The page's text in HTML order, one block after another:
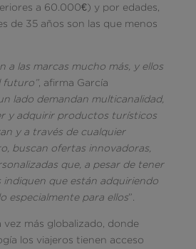
a 60.000€) y por edades,
de 35 años son las que menos
a las marcas mucho más, y ellos
futuro”, afirma García
lado demandan multicanalidad,
y adquirir productos turísticos
y a través de cualquier
buscan ofertas innovadoras,
que, a pesar de tener
indiquen que están adquiriendo
especialmente para ellos”.
vez más globalizado, donde
los viajeros tienen acceso